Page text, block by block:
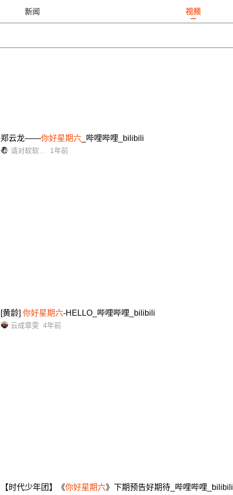
新闻 视频
郑云龙——你好星期六 _哔哩哔哩_bilibili
1年前
[黄龄]你好星期六-HELLO_哔哩哔哩_bilibili
云成章雯 4年前
【时代少年团】《你好星期六》下期预告好期待_哔哩哔哩_bilibili